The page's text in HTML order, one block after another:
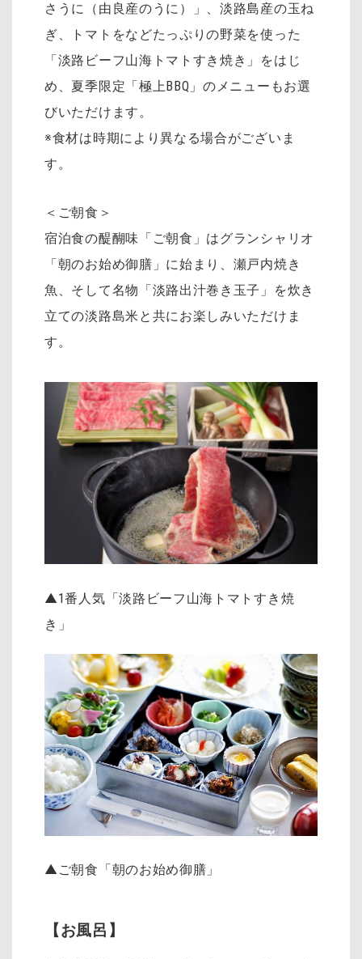
さうに（由良産のうに）」、淡路島産の玉ね
ぎ、トマトをなどたっぷりの野菜を使った
「淡路ビーフ山海トマトすき焼き」をはじ
め、夏季限定「極上BBQ」のメニューもお選
びいただけます。
※食材は時期により異なる場合がございま
す。
＜ご朝食＞
宿泊食の醍醐味「ご朝食」はグランシャリオ
「朝のお始め御膳」に始まり、瀬戸内焼き
魚、そして名物「淡路出汁巻き玉子」を炊き
立ての淡路島米と共にお楽しみいただけま
す。
▲1番人気「淡路ビーフ山海トマトすき焼
き」
▲ご朝食「朝のお始め御膳」
【お風呂】